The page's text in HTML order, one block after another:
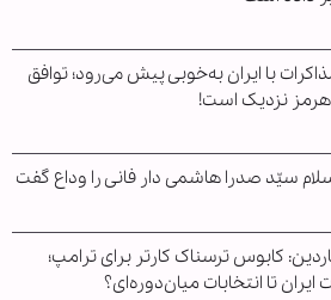
با ایران به‌خوبی پیش می‌رود؛ توافق
هرمز نزدیک است!
سیّد صدرا هاشمی دار فانی را وداع گفت
کابوس ترسناک کارتر برای ترامپ؛
تا انتخابات میان‌دوره‌ای؟